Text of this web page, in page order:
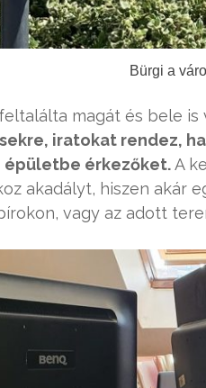
Bürgi a
magát és bele
iratokat rendez,
épületbe érkezőket.A
akadályt, hiszen akár
vagy az adott